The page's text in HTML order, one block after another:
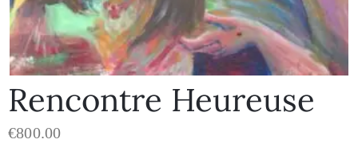
Rencontre Heureuse
€800.00